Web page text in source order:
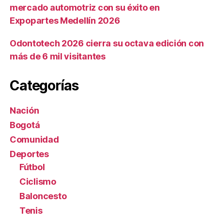
mercado automotriz con su éxito en
Expopartes Medellín 2026
Odontotech 2026 cierra su octava edición con
más de 6 mil visitantes
Categorías
Nación
Bogotá
Comunidad
Deportes
Fútbol
Ciclismo
Baloncesto
Tenis